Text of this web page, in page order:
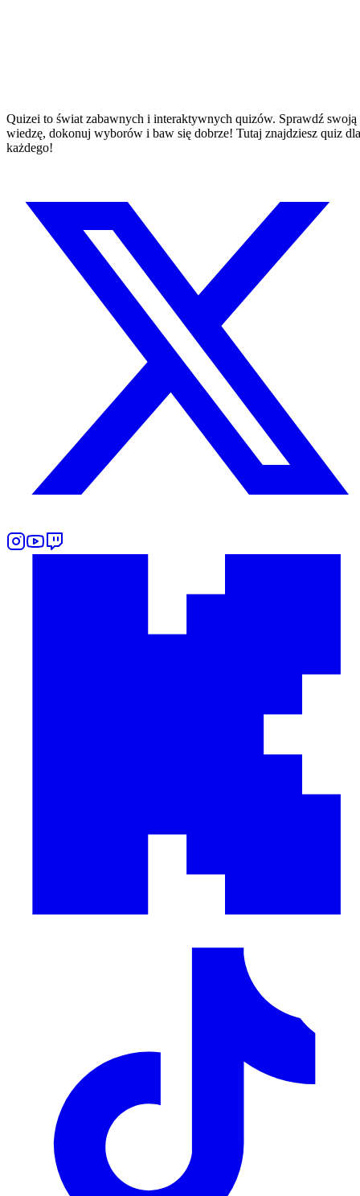
Quizei to świat zabawnych i interaktywnych quizów. Sprawdź swoją
wiedzę, dokonuj wyborów i baw się dobrze! Tutaj znajdziesz quiz dla
każdego!